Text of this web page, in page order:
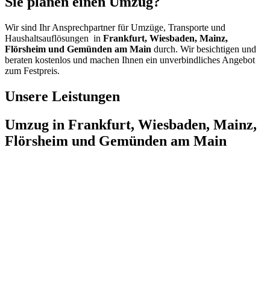
Wir sind Ihr Ansprechpartner für Umzüge, Transporte und
Haushaltsauflösungen in Frankfurt, Wiesbaden, Mainz,
Flörsheim und Gemünden am Main durch. Wir besichtigen und
beraten kostenlos und machen Ihnen ein unverbindliches Angebot
zum Festpreis.
Unsere Leistungen
Umzug in Frankfurt, Wiesbaden, Mainz,
Flörsheim und Gemünden am Main